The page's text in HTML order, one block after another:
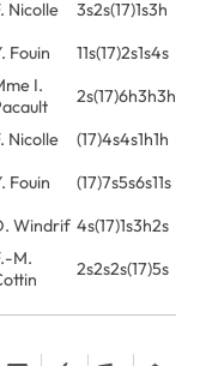
Nicolle
3s2s(17)1s3h
Fouin
11s(17)2s1s4s
I.
2s(17)6h3h3h
Nicolle
(17)4s4s1h1h
Fouin
(17)7s5s6s11s
Windrif 4s(17)1s3h2s
M.
2s2s2s(17)5s